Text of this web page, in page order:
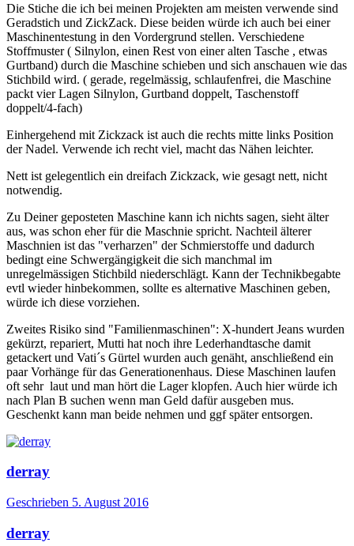
Die Stiche die ich bei meinen Projekten am meisten verwende sind
Geradstich und ZickZack. Diese beiden würde ich auch bei einer
Maschinentestung in den Vordergrund stellen. Verschiedene
Stoffmuster ( Silnylon, einen Rest von einer alten Tasche , etwas
Gurtband) durch die Maschine schieben und sich anschauen wie das
Stichbild wird. ( gerade, regelmässig, schlaufenfrei, die Maschine
packt vier Lagen Silnylon, Gurtband doppelt, Taschenstoff
doppelt/4-fach)
Einhergehend mit Zickzack ist auch die rechts mitte links Position
der Nadel. Verwende ich recht viel, macht das Nähen leichter.
Nett ist gelegentlich ein dreifach Zickzack, wie gesagt nett, nicht
notwendig.
Zu Deiner geposteten Maschine kann ich nichts sagen, sieht älter
aus, was schon eher für die Maschnie spricht. Nachteil älterer
Maschnien ist das "verharzen" der Schmierstoffe und dadurch
bedingt eine Schwergängigkeit die sich manchmal im
unregelmässigen Stichbild niederschlägt. Kann der Technikbegabte
evtl wieder hinbekommen, sollte es alternative Maschinen geben,
würde ich diese vorziehen.
Zweites Risiko sind "Familienmaschinen": X-hundert Jeans wurden
gekürzt, repariert, Mutti hat noch ihre Lederhandtasche damit
getackert und Vati´s Gürtel wurden auch genäht, anschließend ein
paar Vorhänge für das Generationenhaus. Diese Maschinen laufen
oft sehr laut und man hört die Lager klopfen. Auch hier würde ich
nach Plan B suchen wenn man Geld dafür ausgeben mus.
Geschenkt kann man beide nehmen und ggf später entsorgen.
derray
Geschrieben 5. August 2016
derray